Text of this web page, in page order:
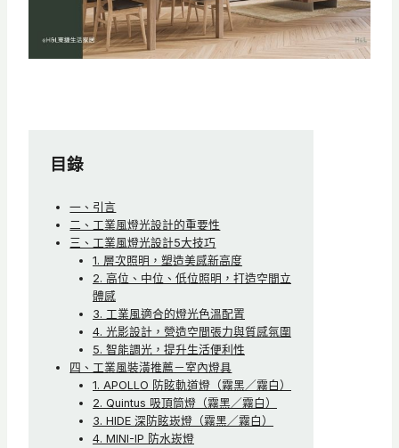
目錄
一、引言
二、工業風燈光設計的重要性
三、工業風燈光設計5大技巧
1. 層次照明，塑造美感新高度
2. 高位、中位、低位照明，打造空間立
體感
3. 工業風適合的燈光色溫配置
4. 光影設計，營造空間張力與質感氛圍
5. 智能調光，提升生活便利性
四、工業風裝潢推薦－室內燈具
1. APOLLO 防眩軌道燈（霧黑／霧白）
2. Quintus 吸頂筒燈（霧黑／霧白）
3. HIDE 深防眩崁燈（霧黑／霧白）
4. MINI-IP 防水崁燈